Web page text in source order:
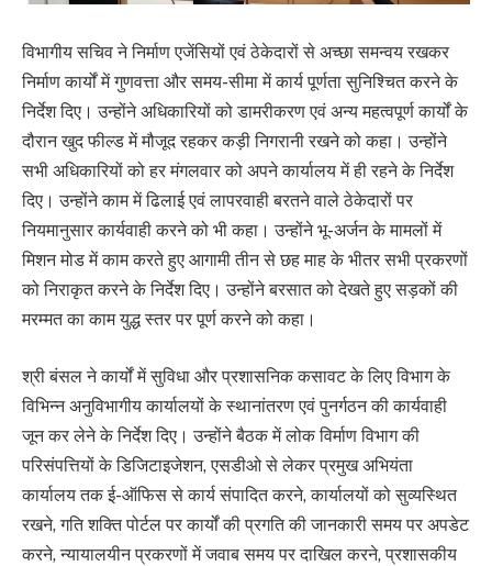
विभागीय सचिव ने निर्माण एजेंसियों एवं ठेकेदारों से अच्छा समन्वय रखकर
निर्माण कार्यों में गुणवत्ता और समय-सीमा में कार्य पूर्णता सुनिश्चित करने के
निर्देश दिए। उन्होंने अधिकारियों को डामरीकरण एवं अन्य महत्वपूर्ण कार्यों के
दौरान खुद फील्ड में मौजूद रहकर कड़ी निगरानी रखने को कहा। उन्होंने
सभी अधिकारियों को हर मंगलवार को अपने कार्यालय में ही रहने के निर्देश
दिए। उन्होंने काम में ढिलाई एवं लापरवाही बरतने वाले ठेकेदारों पर
नियमानुसार कार्यवाही करने को भी कहा। उन्होंने भू-अर्जन के मामलों में
मिशन मोड में काम करते हुए आगामी तीन से छह माह के भीतर सभी प्रकरणों
को निराकृत करने के निर्देश दिए। उन्होंने बरसात को देखते हुए सड़कों की
मरम्मत का काम युद्ध स्तर पर पूर्ण करने को कहा।
श्री बंसल ने कार्यों में सुविधा और प्रशासनिक कसावट के लिए विभाग के
विभिन्न अनुविभागीय कार्यालयों के स्थानांतरण एवं पुनर्गठन की कार्यवाही
जून कर लेने के निर्देश दिए। उन्होंने बैठक में लोक विर्माण विभाग की
परिसंपत्तियों के डिजिटाइजेशन, एसडीओ से लेकर प्रमुख अभियंता
कार्यालय तक ई-ऑफिस से कार्य संपादित करने, कार्यालयों को सुव्यस्थित
रखने, गति शक्ति पोर्टल पर कार्यों की प्रगति की जानकारी समय पर अपडेट
करने, न्यायालयीन प्रकरणों में जवाब समय पर दाखिल करने, प्रशासकीय